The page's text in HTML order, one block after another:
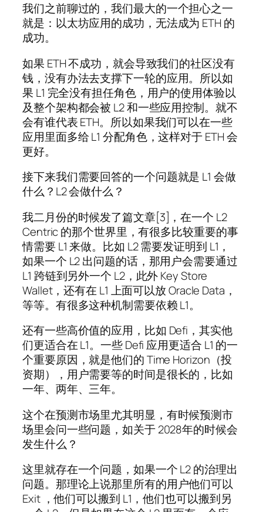
我们之前聊过的，我们最大的一个担心之一
就是：以太坊应用的成功，无法成为 ETH 的
成功。
如果 ETH 不成功，就会导致我们的社区没有
钱，没有办法去支撑下一轮的应用。所以如
果 L1 完全没有担任角色，用户的使用体验以
及整个架构都会被 L2 和一些应用控制。就不
会有谁代表 ETH。所以如果我们可以在一些
应用里面多给 L1 分配角色，这样对于 ETH 会
更好。
接下来我们需要回答的一个问题就是 L1 会做
什么？L2 会做什么？
我二月份的时候发了篇文章[3]，在一个 L2
Centric 的那个世界里，有很多比较重要的事
情需要 L1 来做。比如 L2 需要发证明到 L1，
如果一个 L2 出问题的话，那用户会需要通过
L1 跨链到另外一个 L2，此外 Key Store
Wallet，还有在 L1 上面可以放 Oracle Data，
等等。有很多这种机制需要依赖 L1。
还有一些高价值的应用，比如 Defi，其实他
们更适合在 L1。一些 Defi 应用更适合 L1 的一
个重要原因，就是他们的 Time Horizon（投
资期），用户需要等的时间是很长的，比如
一年、两年、三年。
这个在预测市场里尤其明显，有时候预测市
场里会问一些问题，如关于 2028年的时候会
发生什么？
这里就存在一个问题，如果一个 L2 的治理出
问题。那理论上说那里所有的用户他们可以
Exit ，他们可以搬到 L1，他们也可以搬到另